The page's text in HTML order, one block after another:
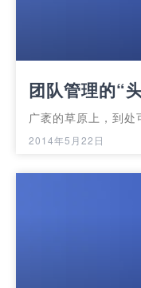
团队管理的“
广袤的草原上，到
2014年5月22日